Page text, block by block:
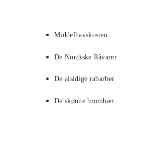
Middelhavskosten
De Nordiske Råvarer
De alsidige rabarber
De skønne brombær